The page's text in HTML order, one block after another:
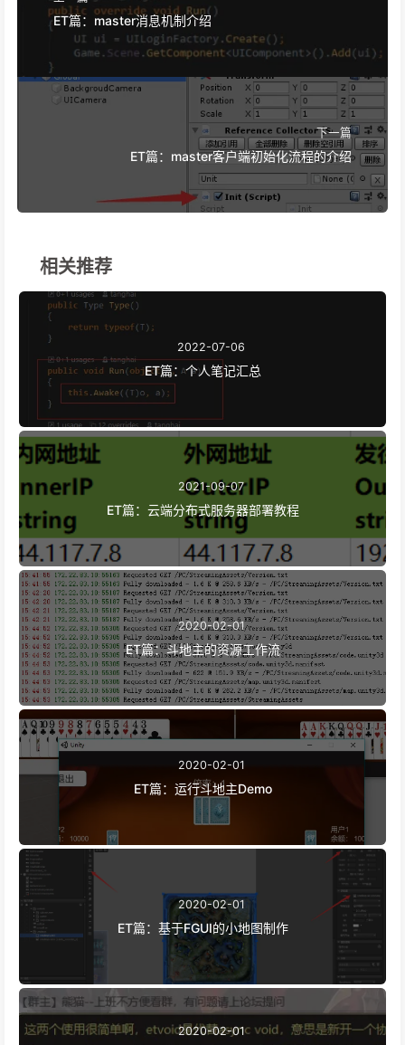
ET篇：master消息机制介绍
下一篇
ET篇：master客户端初始化流程的介绍
相关推荐
2022-07-06
ET篇：个人笔记汇总
2021-09-07
ET篇：云端分布式服务器部署教程
2020-02-01
ET篇：斗地主的资源工作流
2020-02-01
ET篇：运行斗地主Demo
2020-02-01
ET篇：基于FGUI的小地图制作
2020-02-01